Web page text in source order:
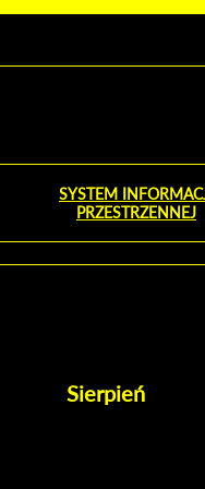
SYSTEM
PRZESTRZENNEJ
OTWORZY SIĘ W
Sierpień